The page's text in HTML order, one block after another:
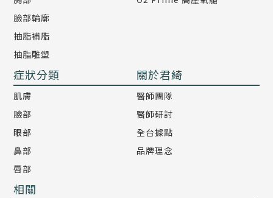
臉部輪廓
抽脂補脂
抽脂雕塑
症狀分類
肌膚
臉部
眼部
鼻部
唇部
關於君綺
醫師團隊
醫師研討
全台據點
品牌理念
相關